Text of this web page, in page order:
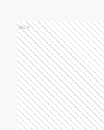
Ads